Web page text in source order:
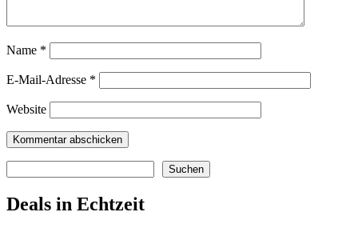
Name *
E-Mail-Adresse *
Website
Suchen
Deals in Echtzeit